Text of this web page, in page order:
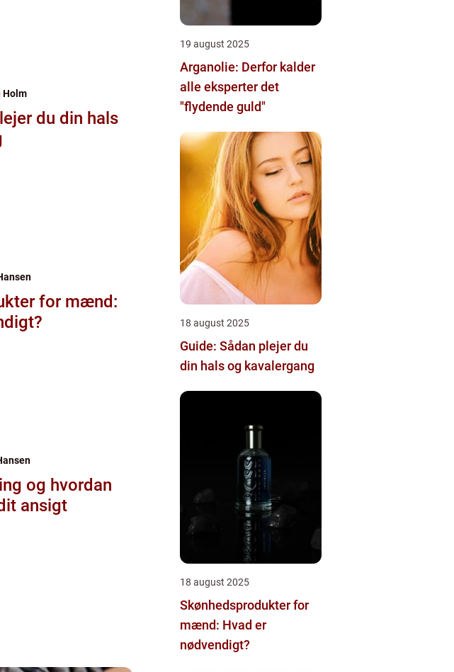
Holm
du din hals
for mænd:
og hvordan
ansigt
19 august 2025
Arganolie: Derfor kalder
alle eksperter det
"flydende guld"
18 august 2025
Guide: Sådan plejer du
din hals og kavalergang
18 august 2025
Skønhedsprodukter for
mænd: Hvad er
nødvendigt?